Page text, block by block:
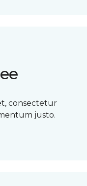
consectetur
justo.